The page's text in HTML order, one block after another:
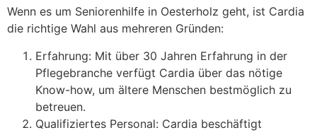
Wenn es um Seniorenhilfe in Oesterholz geht, ist Cardia
die richtige Wahl aus mehreren Gründen:
Erfahrung: Mit über 30 Jahren Erfahrung in der
Pflegebranche verfügt Cardia über das nötige
Know-how, um ältere Menschen bestmöglich zu
betreuen.
Qualifiziertes Personal: Cardia beschäftigt